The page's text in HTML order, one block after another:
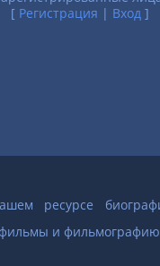
[ Регистрация | Вход ]
ресурсе
фильмы и